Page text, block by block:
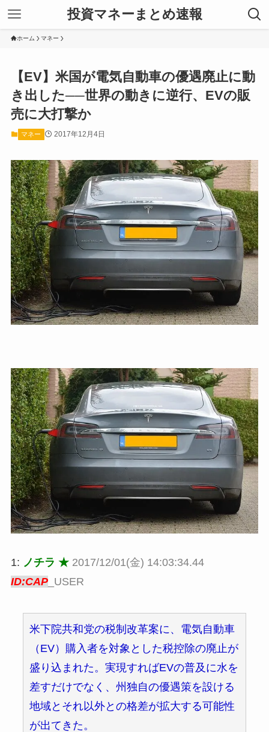
投資マネーまとめ速報
ホーム マネー
【EV】米国が電気自動車の優遇廃止に動
き出した──世界の動きに逆行、EVの販
売に大打撃か
マネー 2017年12月4日
1: ノチラ ★ 2017/12/01(金) 14:03:34.44
ID:CAP_USER
米下院共和党の税制改革案に、電気自動車
（EV）購入者を対象とした税控除の廃止が
盛り込まれた。実現すればEVの普及に水を
差すだけでなく、州独自の優遇策を設ける
地域とそれ以外との格差が拡大する可能性
が出てきた。